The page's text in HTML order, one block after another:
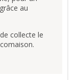
au
collecte le